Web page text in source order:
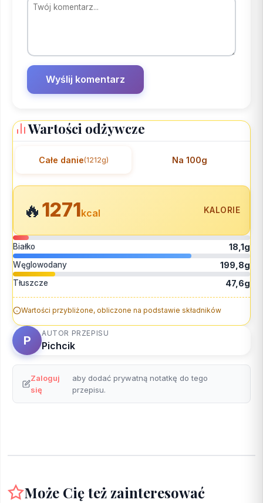
Wartości odżywcze
Całe danie(1212g) Na 100g
🔥1271kcal KALORIE
Białko 18,1g
Węglowodany 199,8g
Tłuszcze 47,6g
Wartości przybliżone, obliczone na podstawie składników
P
AUTOR PRZEPISU
Pichcik
Zaloguj
się
aby dodać prywatną notatkę do tego
przepisu.
Może Cię też zainteresować